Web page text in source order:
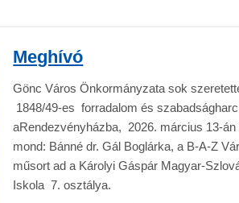
Meghívó
Gönc Város Önkormányzata sok
1848/49-es forradalom és
aRendezvényházba, 2026. március 13-
mond: Bánné dr. Gál Boglárka, a B-A-Z
műsort ad a Károlyi Gáspár Magyar-
Iskola 7. osztálya.